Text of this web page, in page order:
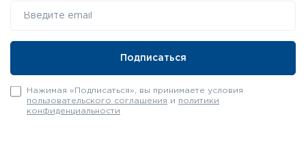
Нажимая «Подписаться», вы принимаете условия
пользовательского соглашения и политики
конфиденциальности